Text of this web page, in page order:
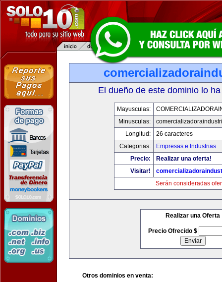
El dueño de este dominio lo
Mayusculas:
Minusculas:
Longitud:
26 caracteres
Categorias:
Empresas e Industrias
Precio:
Realizar una oferta!
Visitar!
Serán consideradas
Realizar una Oferta
Precio Ofrecido $
Otros dominios en venta: